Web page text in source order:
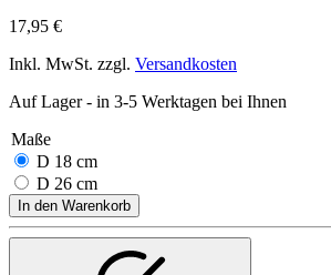
17,95 €
Inkl. MwSt. zzgl. Versandkosten
Auf Lager - in 3-5 Werktagen bei Ihnen
Maße
D 18 cm
D 26 cm
In den Warenkorb